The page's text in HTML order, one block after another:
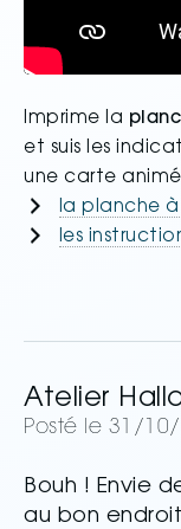
Imprime la
et suis les
une carte
la planche
les
Atelier
Posté le 31/
Bouh ! Envie
au bon